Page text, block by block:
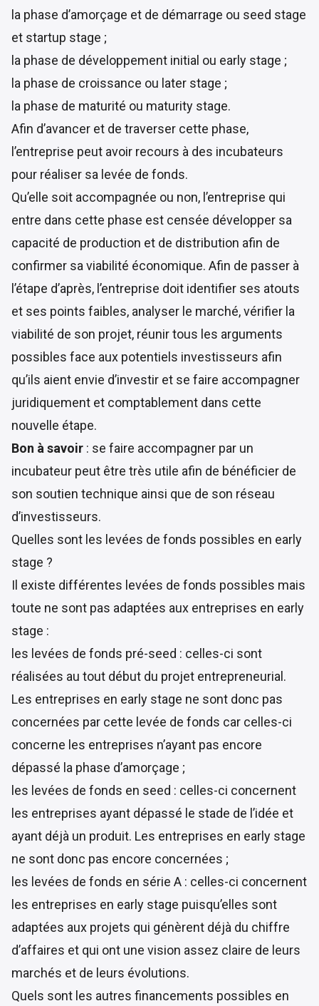
la phase d’amorçage et de démarrage ou seed stage
et startup stage ;
la phase de développement initial ou early stage ;
la phase de croissance ou later stage ;
la phase de maturité ou maturity stage.
Afin d’avancer et de traverser cette phase,
l’entreprise peut avoir recours à des incubateurs
pour réaliser sa levée de fonds.
Qu’elle soit accompagnée ou non, l’entreprise qui
entre dans cette phase est censée développer sa
capacité de production et de distribution afin de
confirmer sa viabilité économique. Afin de passer à
l’étape d’après, l’entreprise doit identifier ses atouts
et ses points faibles, analyser le marché, vérifier la
viabilité de son projet, réunir tous les arguments
possibles face aux potentiels investisseurs afin
qu’ils aient envie d’investir et se faire accompagner
juridiquement et comptablement dans cette
nouvelle étape.
Bon à savoir : se faire accompagner par un
incubateur peut être très utile afin de bénéficier de
son soutien technique ainsi que de son réseau
d’investisseurs.
Quelles sont les levées de fonds possibles en early
stage ?
Il existe différentes levées de fonds possibles mais
toute ne sont pas adaptées aux entreprises en early
stage :
les levées de fonds pré-seed : celles-ci sont
réalisées au tout début du projet entrepreneurial.
Les entreprises en early stage ne sont donc pas
concernées par cette levée de fonds car celles-ci
concerne les entreprises n’ayant pas encore
dépassé la phase d’amorçage ;
les levées de fonds en seed : celles-ci concernent
les entreprises ayant dépassé le stade de l’idée et
ayant déjà un produit. Les entreprises en early stage
ne sont donc pas encore concernées ;
les levées de fonds en série A : celles-ci concernent
les entreprises en early stage puisqu’elles sont
adaptées aux projets qui génèrent déjà du chiffre
d’affaires et qui ont une vision assez claire de leurs
marchés et de leurs évolutions.
Quels sont les autres financements possibles en